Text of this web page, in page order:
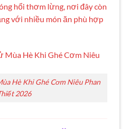
hổi thơm lừng, nơi đây còn
với nhiều món ăn phù hợp
Hè Khi Ghé Cơm Niêu Phan
2026